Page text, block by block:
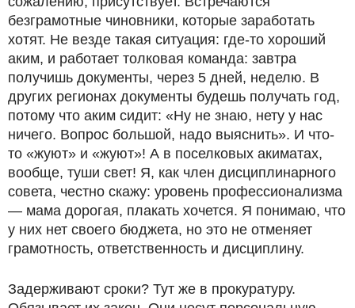
безграмотные чиновники, которые заработать
хотят. Не везде такая ситуация: где-то хороший
аким, и работает толковая команда: завтра
получишь документы, через 5 дней, неделю. В
других регионах документы будешь получать год,
потому что аким сидит: «Ну не знаю, нету у нас
ничего. Вопрос большой, надо выяснить». И что-
то «жуют» и «жуют»! А в поселковых акиматах,
вообще, туши свет! Я, как член дисциплинарного
совета, честно скажу: уровень профессионализма
— мама дорогая, плакать хочется. Я понимаю, что
у них нет своего бюджета, но это не отменяет
грамотность, ответственность и дисциплину.
Задерживают сроки? Тут же в прокуратуру.